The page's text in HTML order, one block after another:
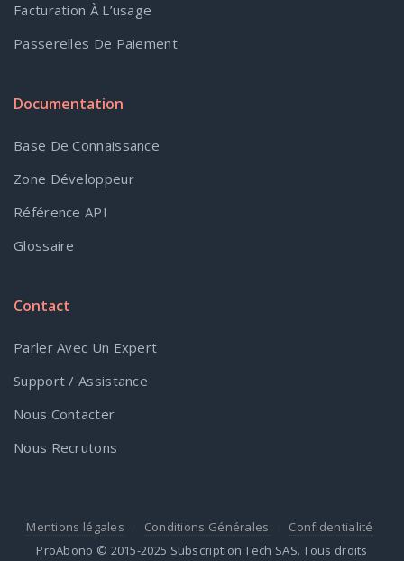
Facturation À L’usage
Passerelles De Paiement
Documentation
Base De Connaissance
Zone Développeur
Référence API
Glossaire
Contact
Parler Avec Un Expert
Support / Assistance
Nous Contacter
Nous Recrutons
Mentions légales Conditions Générales
Confidentialité
ProAbono © 2015-2025 Subscription Tech SAS. Tous droits